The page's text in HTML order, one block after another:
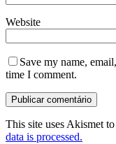
Website
Save my name,
time I comment.
This site uses Akismet
data is processed.